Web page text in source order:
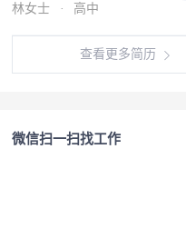
林女士 · 高中
查看更多简历
微信扫一扫找工作